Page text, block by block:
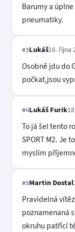
Barumy a
pneumatiky.
#3Lukáš16. října
Osobně jdu do
počkat,jsou
#4Lukáš Furik
To já šel tento
SPORT M2. Je
myslím
#5Martin Dostal
Pravidelná
poznamenaná
okruhu patřící